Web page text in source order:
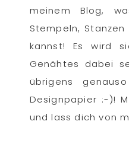
meinem Blog,
Stempeln,
kannst! Es wird
Genähtes dabei
übrigens
Designpapier :-)!
und lass dich von